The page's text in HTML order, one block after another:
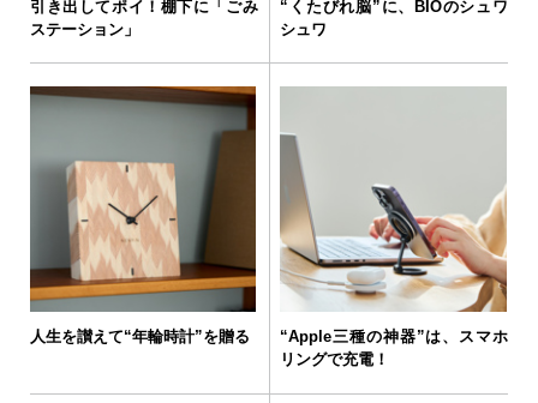
引き出してポイ！棚下に「ごみ
ステーション」
“くたびれ脳”に、BIOのシュワ
シュワ
人生を讃えて“年輪時計”を贈る
“Apple三種の神器”は、スマホ
リングで充電！